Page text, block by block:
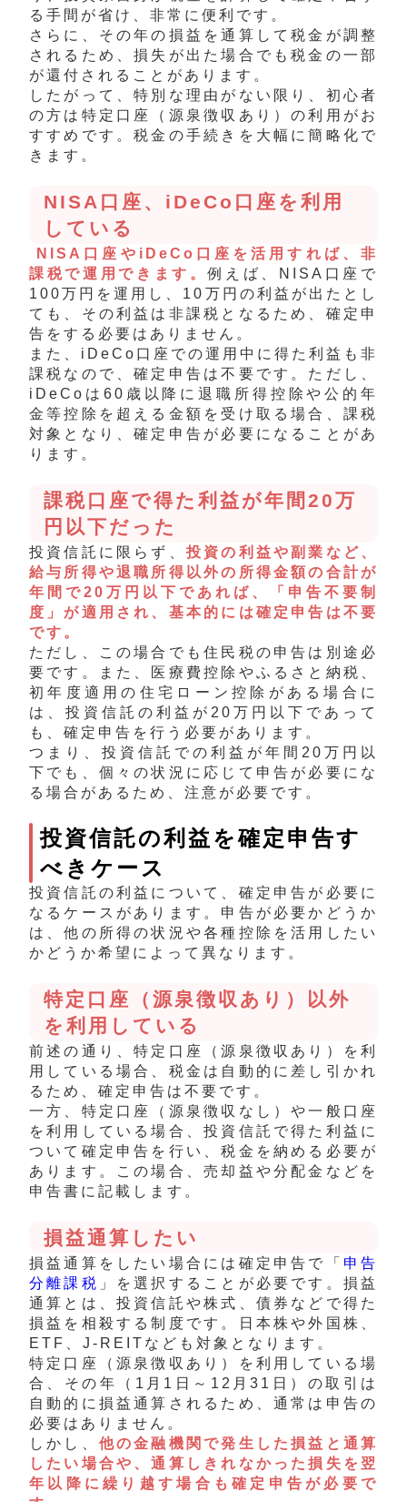
る手間が省け、非常に便利です。
さらに、その年の損益を通算して税金が調整
されるため、損失が出た場合でも税金の一部
が還付されることがあります。
したがって、特別な理由がない限り、初心者
の方は特定口座（源泉徴収あり）の利用がお
すすめです。税金の手続きを大幅に簡略化で
きます。
NISA口座、iDeCo口座を利用
している
NISA口座やiDeCo口座を活用すれば、非
課税で運用できます。例えば、NISA口座で
100万円を運用し、10万円の利益が出たとし
ても、その利益は非課税となるため、確定申
告をする必要はありません。
また、iDeCo口座での運用中に得た利益も非
課税なので、確定申告は不要です。ただし、
iDeCoは60歳以降に退職所得控除や公的年
金等控除を超える金額を受け取る場合、課税
対象となり、確定申告が必要になることがあ
ります。
課税口座で得た利益が年間20万
円以下だった
投資信託に限らず、 投資の利益や副業など、
給与所得や退職所得以外の所得金額の合計が
年間で20万円以下であれば、「申告不要制
度」が適用され、基本的には確定申告は不要
です。
ただし、この場合でも住民税の申告は別途必
要です。また、医療費控除やふるさと納税、
初年度適用の住宅ローン控除がある場合に
は、投資信託の利益が20万円以下であって
も、確定申告を行う必要があります。
つまり、投資信託での利益が年間20万円以
下でも、個々の状況に応じて申告が必要にな
る場合があるため、注意が必要です。
投資信託の利益を確定申告す
べきケース
投資信託の利益について、確定申告が必要に
なるケースがあります。申告が必要かどうか
は、他の所得の状況や各種控除を活用したい
かどうか希望によって異なります。
特定口座（源泉徴収あり）以外
を利用している
前述の通り、特定口座（源泉徴収あり）を利
用している場合、税金は自動的に差し引かれ
るため、確定申告は不要です。
一方、特定口座（源泉徴収なし）や一般口座
を利用している場合、投資信託で得た利益に
ついて確定申告を行い、税金を納める必要が
あります。この場合、売却益や分配金などを
申告書に記載します。
損益通算したい
損益通算をしたい場合には確定申告で「 申告
分離課税 」を選択することが必要です。損益
通算とは、投資信託や株式、債券などで得た
損益を相殺する制度です。日本株や外国株、
ETF、J-REITなども対象となります。
特定口座（源泉徴収あり）を利用している場
合、その年（1月1日～12月31日）の取引は
自動的に損益通算されるため、通常は申告の
必要はありません。
しかし、 他の金融機関で発生した損益と通算
したい場合や、通算しきれなかった損失を翌
年以降に繰り越す場合も確定申告が必要で